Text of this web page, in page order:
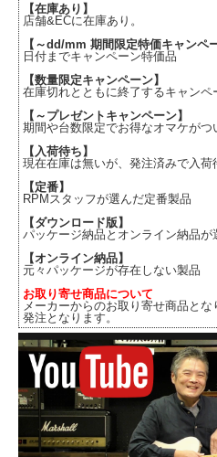
【在庫あり】
店舗&ECに在庫あり。
【～dd/mm 期間限定特価キャンペ
日付までキャンペーン特価品
【数量限定キャンペーン】
在庫切れとともに終了するキャンペ
【～プレゼントキャンペーン】
期間や台数限定でお得なオマケがつ
【入荷待ち】
現在在庫は無いが、発注済みで入荷
【定番】
RPMスタッフが選んだ定番製品
【ダウンロード版】
パッケージ納品とオンライン納品
【オンライン納品】
元々パッケージが存在しない製品
お取り寄せ商品について
メーカーからのお取り寄せ商品と
発注となります。